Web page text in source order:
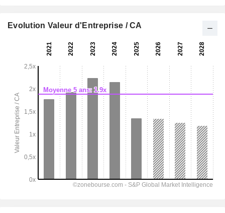
Evolution Valeur d'Entreprise / CA